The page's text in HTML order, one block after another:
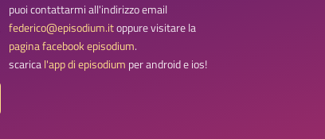
puoi contattarmi all'indirizzo email
federico@episodium.itoppure visitare la
pagina facebook episodium.
scarical'app di episodium per android e ios!